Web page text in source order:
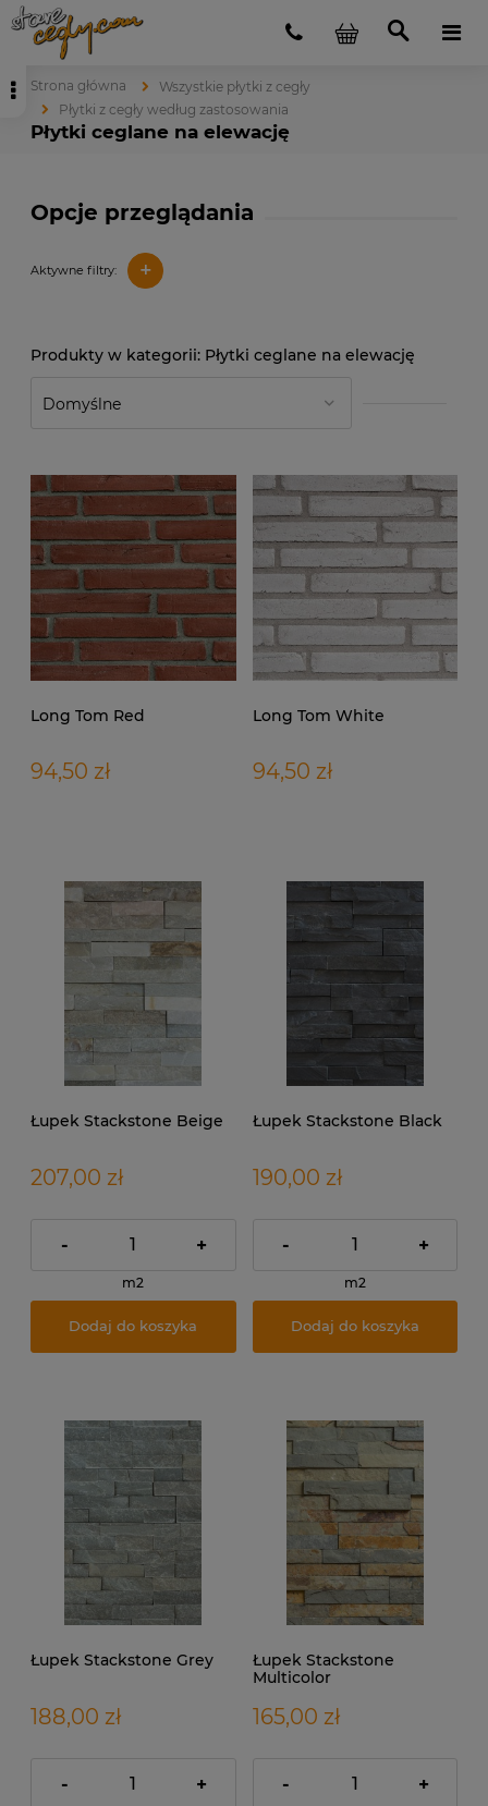
Strona główna
Wszystkie płytki z cegły
Płytki z cegły według zastosowania
Płytki ceglane na elewację
Opcje przeglądania
Aktywne filtry: +
Płytki ceglane na elewację
Long Tom Red
94,50 zł
Long Tom White
94,50 zł
Łupek Stackstone Beige
207,00 zł
- +
m2
Dodaj do koszyka
Łupek Stackstone Black
190,00 zł
- +
m2
Dodaj do koszyka
Łupek Stackstone Grey
188,00 zł
- +
Łupek Stackstone
Multicolor
165,00 zł
- +